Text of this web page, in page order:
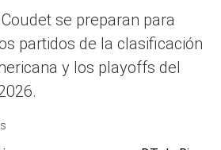
se preparan para
partidos de la clasificación
y los playoffs del